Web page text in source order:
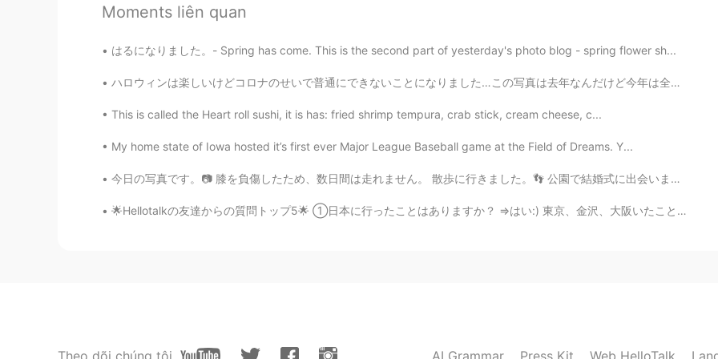
ダメだとおもいます。 あなたの考えはすごく勇気づけられます。 ただ、男らしい、女らしい
って他人の価値観で決めつけられるのはすごく嫌です。 化粧をする男性がいてもわたしは好
Ryo 2020.09.16 03:20
さがないとね。誰だって強くない。だから友達や家族と助け合っていかないとね。 残された
Popokirimi 2020.09.16 03:18
Moments liên quan
はるになりました。- Spring has come. This is the second part of yesterday's photo blog - spring flower sh...
ハロウィンは楽しいけどコロナのせいで普通にできないことになりました…この写真は去年なんだけど今年は全然違います。昨年、私はゾンビのジョン・レノンに衣装し、姪と甥はスター・ウォーズのレイア姫とティ...
This is called the Heart roll sushi, it is has: fried shrimp tempura, crab stick, cream cheese, c...
My home state of Iowa hosted it’s first ever Major League Baseball game at the Field of Dreams. Y...
今日の写真です。📷 膝を負傷したため、数日間は走れません。 散歩に行きました。👣 公園で結婚式に出会いました。 私はびっくりしました。 でも美しい式典でした。💐 彼らが幸せに暮らせることを願って...
🌟Hellotalkの友達からの質問トップ5🌟 ①日本に行ったことはありますか？ ⇒はい:) 東京、金沢、大阪いたことある ②日本語はどれくらい習いましたか？ ⇒嘘をついているように見え...
Theo dõi chúng tôi AI Grammar Press Kit Web HelloTalk